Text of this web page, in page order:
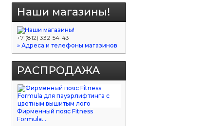
Наши магазины!
+7 (812) 332-54-43
» Адреса и телефоны магазинов
РАСПРОДАЖА
Фирменный пояс Fitness
Formula...